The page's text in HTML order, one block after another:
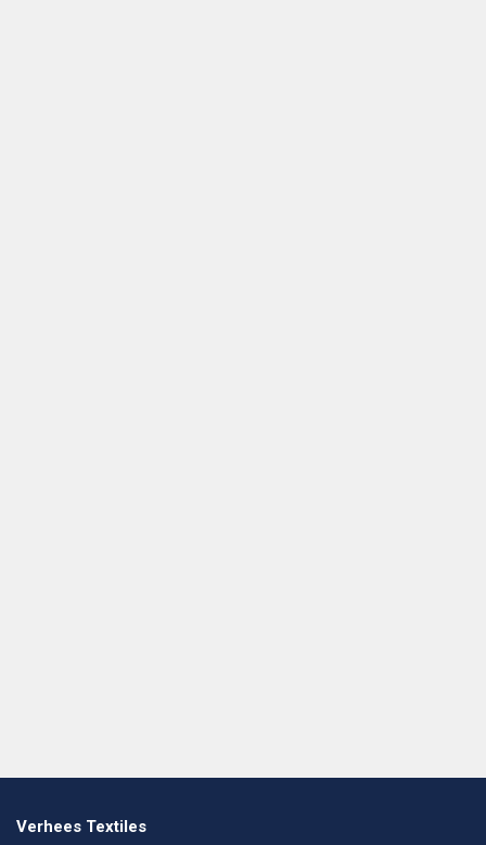
Verhees Textiles